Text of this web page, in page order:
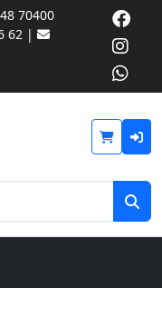
70400
62 |